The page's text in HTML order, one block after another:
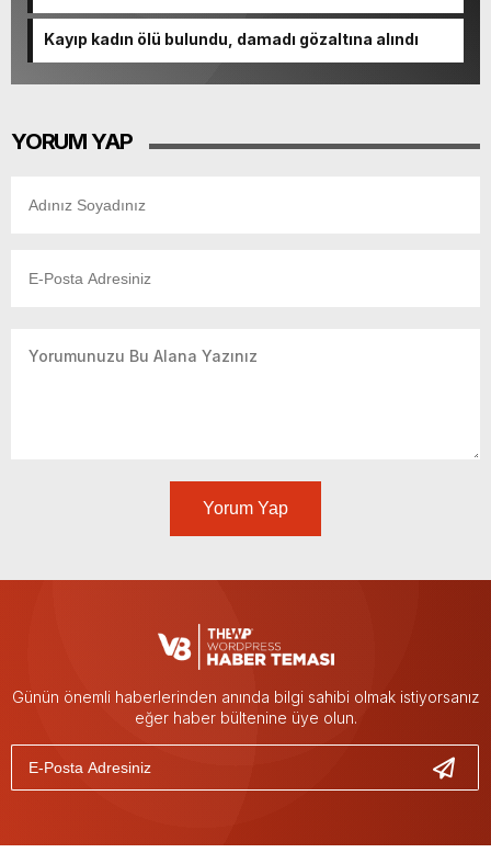
Kayıp kadın ölü bulundu, damadı gözaltına alındı
YORUM YAP
Yorum Yap
Günün önemli haberlerinden anında bilgi sahibi olmak istiyorsanız
eğer haber bültenine üye olun.